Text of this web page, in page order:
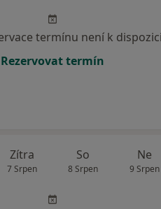
termínu není k dispozici
Rezervovat termín
Zítra
7 Srpen
So
8 Srpen
Ne
9 Srpen